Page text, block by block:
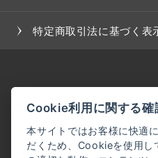
特定商取引法に基づく表
Cookie利用に関する確
本サイトではお客様に快適
だくため、Cookieを使用し